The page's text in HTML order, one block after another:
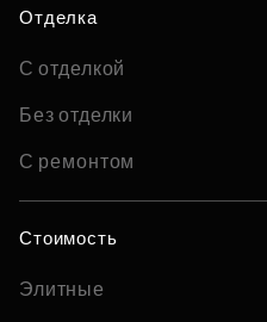
Отделка
С отделкой
Без отделки
С ремонтом
Стоимость
Элитные